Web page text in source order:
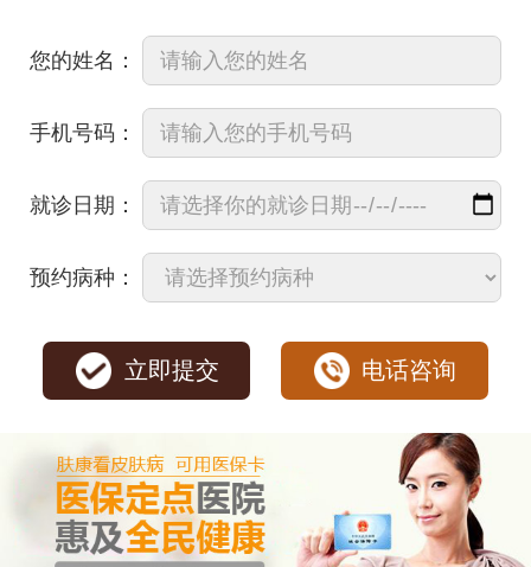
您的姓名：
手机号码：
就诊日期：
预约病种：
立即提交 电话咨询